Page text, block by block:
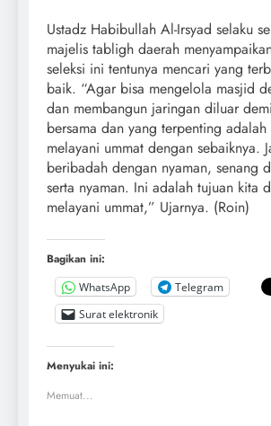
Ustadz Habibullah Al-Irsyad selaku
majelis tabligh daerah
seleksi ini tentunya mencari yang
baik. “Agar bisa mengelola masjid
dan membangun jaringan diluar
bersama dan yang terpenting
melayani ummat dengan sebaiknya.
beribadah dengan nyaman, senang
serta nyaman. Ini adalah tujuan kita
melayani ummat,” Ujarnya. (Roin)
Bagikan ini:
WhatsApp
Telegram
Surat elektronik
Menyukai ini:
Memuat...